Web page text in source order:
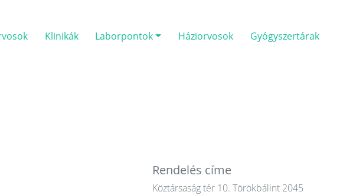
Klinikák Laborpontok Háziorvosok Gyógyszertárak
Rendelés címe
Köztársaság tér 10. Törökbálint 2045